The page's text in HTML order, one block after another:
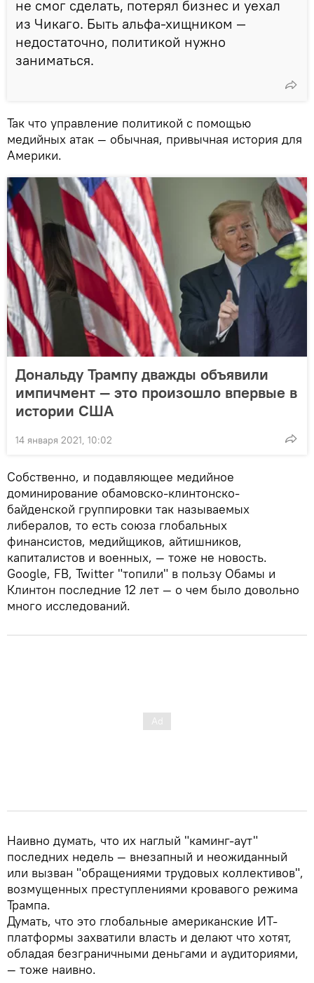
не смог сделать, потерял бизнес и уехал
из Чикаго. Быть альфа-хищником —
недостаточно, политикой нужно
заниматься.
Так что управление политикой с помощью
медийных атак — обычная, привычная история для
Америки.
Дональду Трампу дважды объявили
импичмент — это произошло впервые в
истории США
14 января 2021, 10:02
Собственно, и подавляющее медийное
доминирование обамовско-клинтонско-
байденской группировки так называемых
либералов, то есть союза глобальных
финансистов, медийщиков, айтишников,
капиталистов и военных, — тоже не новость.
Google, FB, Twitter "топили" в пользу Обамы и
Клинтон последние 12 лет — о чем было довольно
много исследований.
Наивно думать, что их наглый "каминг-аут"
последних недель — внезапный и неожиданный
или вызван "обращениями трудовых коллективов",
возмущенных преступлениями кровавого режима
Трампа.
Думать, что это глобальные американские ИТ-
платформы захватили власть и делают что хотят,
обладая безграничными деньгами и аудиториями,
— тоже наивно.